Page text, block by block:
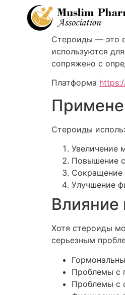
Стероиды — это
используются
сопряжено с
Платформа
Стероиды
Увеличение
Повышение
Сокращение
Улучшение
Влияние
Хотя стероиды
серьезным
Проблемы с
Проблемы с